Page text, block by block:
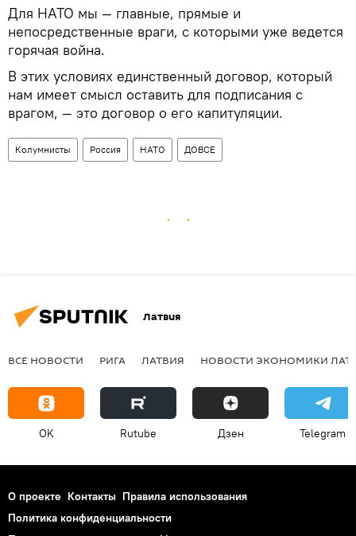
Для НАТО мы — главные, прямые и
непосредственные враги, с которыми уже ведется
горячая война.
В этих условиях единственный договор, который
нам имеет смысл оставить для подписания с
врагом, — это договор о его капитуляции.
Колумнисты Россия НАТО ДОВСЕ
Латвия
ВСЕ НОВОСТИ РИГА ЛАТВИЯ НОВОСТИ ЭКОНОМИКИ
OK Rutube Дзен Telegram
О проекте Контакты Правила использования
Политика конфиденциальности